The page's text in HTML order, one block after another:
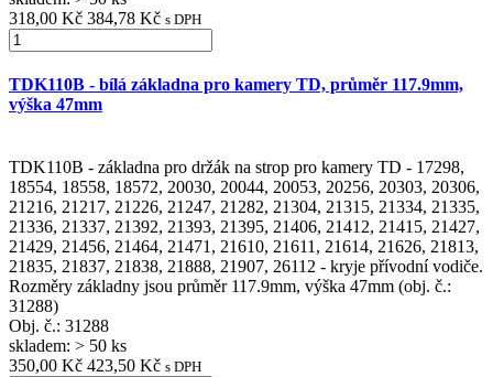
318,00 Kč 384,78 Kč s DPH
TDK110B - bílá základna pro kamery TD, průměr 117.9mm,
výška 47mm
TDK110B - základna pro držák na strop pro kamery TD - 17298,
18554, 18558, 18572, 20030, 20044, 20053, 20256, 20303, 20306,
21216, 21217, 21226, 21247, 21282, 21304, 21315, 21334, 21335,
21336, 21337, 21392, 21393, 21395, 21406, 21412, 21415, 21427,
21429, 21456, 21464, 21471, 21610, 21611, 21614, 21626, 21813,
21835, 21837, 21838, 21888, 21907, 26112 - kryje přívodní vodiče.
Rozměry základny jsou průměr 117.9mm, výška 47mm (obj. č.:
31288)
Obj. č.: 31288
skladem: > 50 ks
350,00 Kč 423,50 Kč s DPH